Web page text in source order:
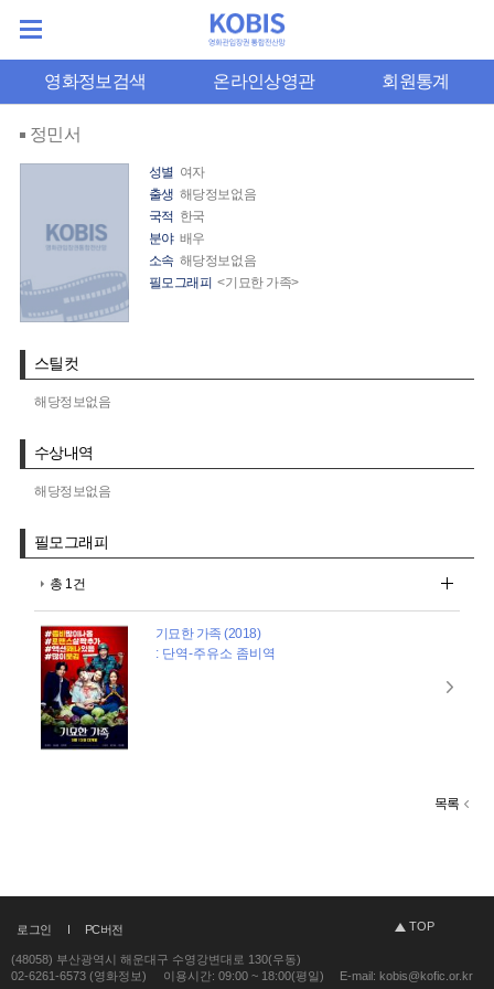
영화정보검색 온라인상영관 회원통계
정민서
성별 여자
출생 해당정보없음
국적 한국
분야 배우
소속 해당정보없음
필모그래피 <기묘한 가족>
스틸컷
해당정보없음
수상내역
해당정보없음
필모그래피
총 1건
기묘한 가족 (2018)
: 단역-주유소 좀비역
목록
로그인 PC버전 TOP
(48058) 부산광역시 해운대구 수영강변대로 130(우동)
02-6261-6573 (영화정보)
이용시간: 09:00 ~ 18:00(평일) E-mail: kobis@kofic.or.kr